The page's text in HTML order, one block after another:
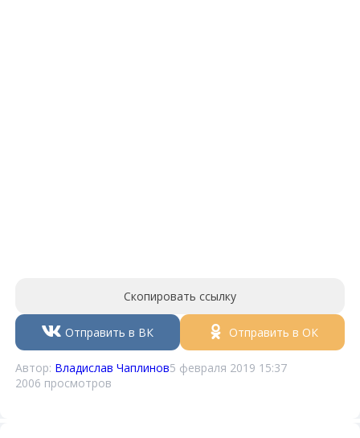
Скопировать ссылку
Отправить в ВК Отправить в ОК
Автор: Владислав Чаплинов5 февраля 2019 15:37
2006 просмотров